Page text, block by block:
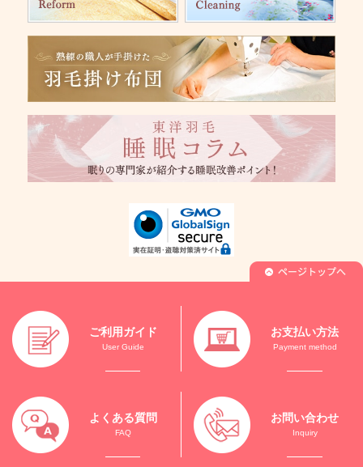
ご利用ガイド
User Guide
お支払い方法
Payment method
よくある質問
FAQ
お問い合わせ
Inquiry